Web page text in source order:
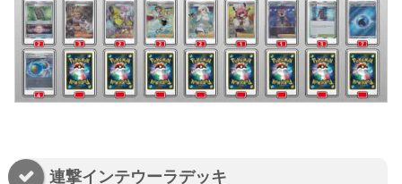
連撃インテウーラデッキ